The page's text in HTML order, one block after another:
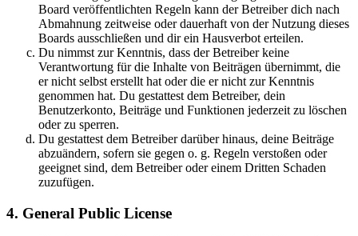
Board veröffentlichten Regeln kann der Betreiber dich nach
Abmahnung zeitweise oder dauerhaft von der Nutzung dieses
Boards ausschließen und dir ein Hausverbot erteilen.
Du nimmst zur Kenntnis, dass der Betreiber keine
Verantwortung für die Inhalte von Beiträgen übernimmt, die
er nicht selbst erstellt hat oder die er nicht zur Kenntnis
genommen hat. Du gestattest dem Betreiber, dein
Benutzerkonto, Beiträge und Funktionen jederzeit zu löschen
oder zu sperren.
Du gestattest dem Betreiber darüber hinaus, deine Beiträge
abzuändern, sofern sie gegen o. g. Regeln verstoßen oder
geeignet sind, dem Betreiber oder einem Dritten Schaden
zuzufügen.
4. General Public License